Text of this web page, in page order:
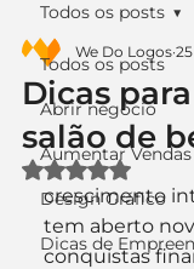
Todos os posts
Abrir negócio
Aumentar Vendas
Design Gráfico
Dicas de
Todos os posts
Dicas
salão de
We Do Logos
Avaliado com
crescimento
tem aberto
conquistas